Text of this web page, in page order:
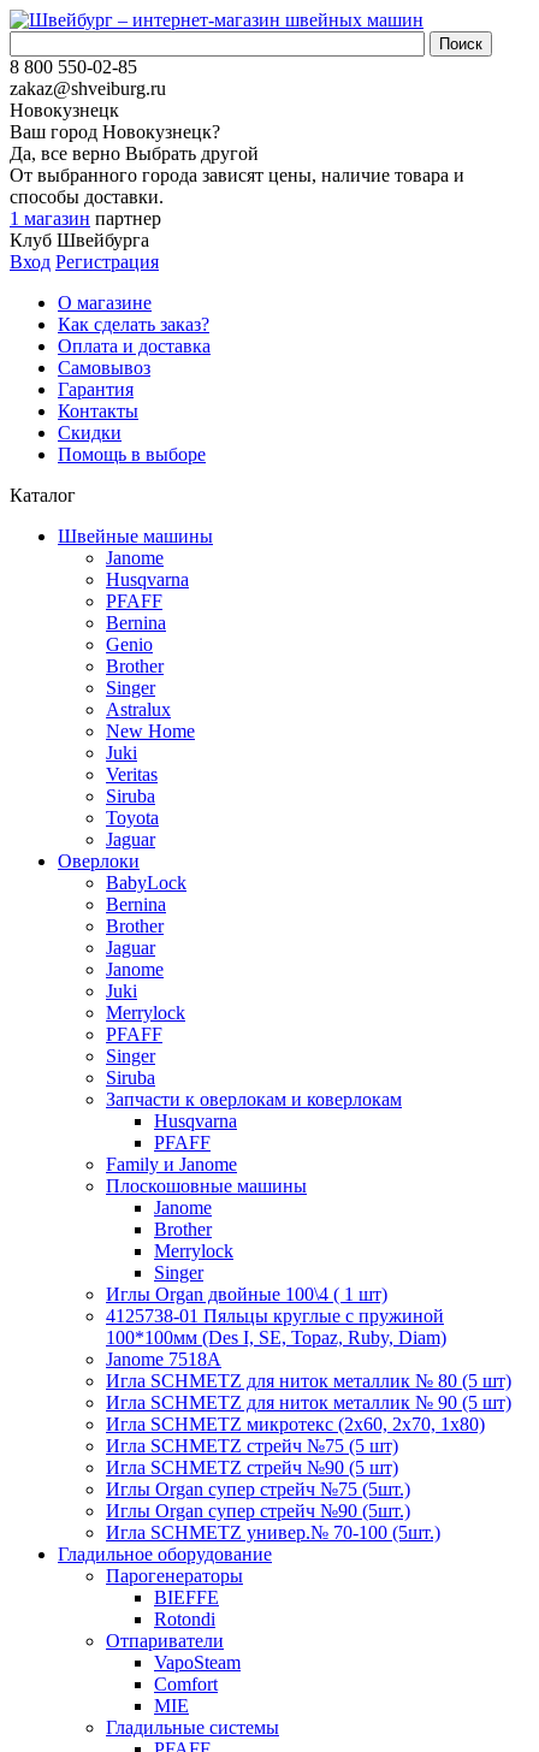
8 800 550-02-85
zakaz@shveiburg.ru
Новокузнецк
Ваш город Новокузнецк?
Да, все верно Выбрать другой
От выбранного города зависят цены, наличие товара и
способы доставки.
1 магазин партнер
Клуб Швейбурга
Вход Регистрация
О магазине
Как сделать заказ?
Оплата и доставка
Самовывоз
Гарантия
Контакты
Скидки
Помощь в выборе
Каталог
Швейные машины
Janome
Husqvarna
PFAFF
Bernina
Genio
Brother
Singer
Astralux
New Home
Juki
Veritas
Siruba
Toyota
Jaguar
Оверлоки
BabyLock
Bernina
Brother
Jaguar
Janome
Juki
Merrylock
PFAFF
Singer
Siruba
Запчасти к оверлокам и коверлокам
Husqvarna
PFAFF
Family и Janome
Плоскошовные машины
Janome
Brother
Merrylock
Singer
Иглы Organ двойные 100\4 ( 1 шт)
4125738-01 Пяльцы круглые с пружиной
100*100мм (Des I, SE, Topaz, Ruby, Diam)
Janome 7518A
Игла SCHMETZ для ниток металлик № 80 (5 шт)
Игла SCHMETZ для ниток металлик № 90 (5 шт)
Игла SCHMETZ микротекс (2х60, 2х70, 1х80)
Игла SCHMETZ стрейч №75 (5 шт)
Игла SCHMETZ стрейч №90 (5 шт)
Иглы Organ супер стрейч №75 (5шт.)
Иглы Organ супер стрейч №90 (5шт.)
Игла SCHMETZ универ.№ 70-100 (5шт.)
Гладильное оборудование
Парогенераторы
BIEFFE
Rotondi
Отпариватели
VapoSteam
Comfort
MIE
Гладильные системы